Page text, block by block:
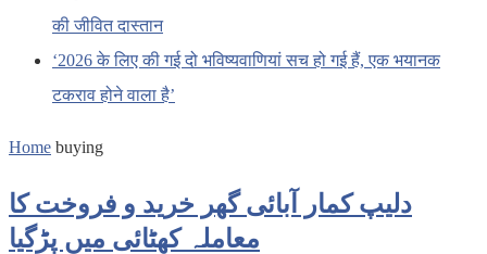
की जीवित दास्तान
‘2026 के लिए की गई दो भविष्यवाणियां सच हो गई हैं, एक भयानक
टकराव होने वाला है’
Home buying
دلیپ کمار آبائی گھر خرید و فروخت کا
معاملہ کھٹائی میں پڑگیا